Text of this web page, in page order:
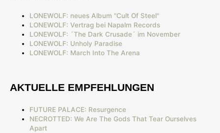
LONEWOLF: neues Album "Cult Of Steel"
LONEWOLF: Vertrag bei Napalm Records
LONEWOLF: ´The Dark Crusade´ im November
LONEWOLF: Unholy Paradise
LONEWOLF: March Into The Arena
AKTUELLE EMPFEHLUNGEN
FUTURE PALACE: Resurgence
NECROTTED: We Are The Gods That Tear Ourselves
Apart